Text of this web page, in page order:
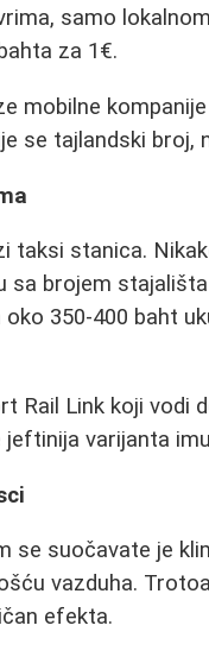
samo
za 1€.
mobilne
se tajlandski
taksi stanica.
sa brojem
350-400 baht
Rail Link koji vodi
jeftinija varijanta
se suočavate je
vazduha.
efekta.